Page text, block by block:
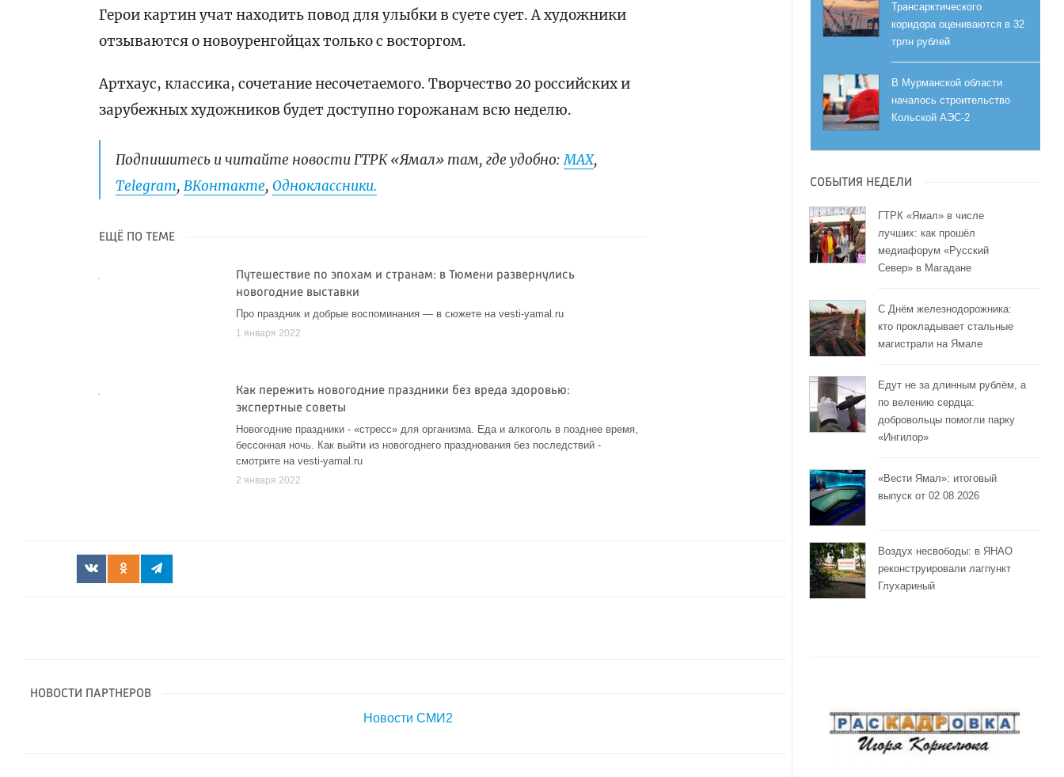
Герои картин учат находить повод для улыбки в суете сует. А художники
отзываются о новоуренгойцах только с восторгом.
Артхаус, классика, сочетание несочетаемого. Творчество 20 российских и
зарубежных художников будет доступно горожанам всю неделю.
Подпишитесь и читайте новости ГТРК «Ямал» там, где удобно:МАХ,
Telegram,ВКонтакте,Одноклассники.
ЕЩЁ ПО ТЕМЕ
Путешествие по эпохам и странам: в Тюмени развернулись
новогодние выставки
Про праздник и добрые воспоминания — в сюжете на vesti-yamal.ru
1 января 2022
Как пережить новогодние праздники без вреда здоровью:
экспертные советы
Новогодние праздники - «стресс» для организма. Еда и алкоголь в позднее время,
бессонная ночь. Как выйти из новогоднего празднования без последствий -
смотрите на vesti-yamal.ru
2 января 2022
НОВОСТИ ПАРТНЕРОВ
Новости СМИ2
Трансарктического
коридора оцениваются в 32
трлн рублей
В Мурманской области
началось строительство
Кольской АЭС-2
СОБЫТИЯ НЕДЕЛИ
ГТРК «Ямал» в числе
лучших: как прошёл
медиафорум «Русский
Север» в Магадане
С Днём железнодорожника:
кто прокладывает стальные
магистрали на Ямале
Едут не за длинным рублём, а
по велению сердца:
добровольцы помогли парку
«Ингилор»
«Вести Ямал»: итоговый
выпуск от 02.08.2026
Воздух несвободы: в ЯНАО
реконструировали лагпункт
Глухариный